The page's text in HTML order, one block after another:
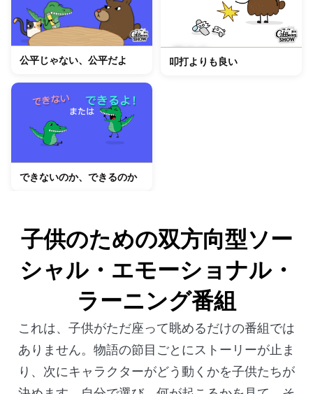
公平じゃない、公平だよ
できないのか、できるのか
再生中
叩打よりも良い
子供のための双方向型ソー
シャル・エモーショナル・
ラーニング番組
これは、子供がただ座って眺めるだけの番組では
ありません。物語の節目ごとにストーリーが止ま
り、次にキャラクターがどう動くかを子供たちが